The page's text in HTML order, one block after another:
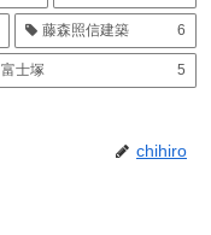
藤森照信建築 6
富士塚 5
chihiro